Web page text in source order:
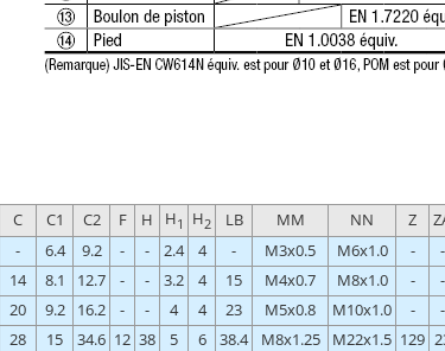
C C1 C2 F H H1 H2 LB MM NN Z
- 6.4 9.2 - - 2.4 4 - M3x0.5 M6x1.0 - -
14 8.1 12.7 - - 3.2 4 15 M4x0.7 M8x1.0 - -
20 9.2 16.2 - - 4 4 23 M5x0.8 M10x1.0 - -
28 15 34.6 12 38 5 6 38.4 M8x1.25 M22x1.5 129